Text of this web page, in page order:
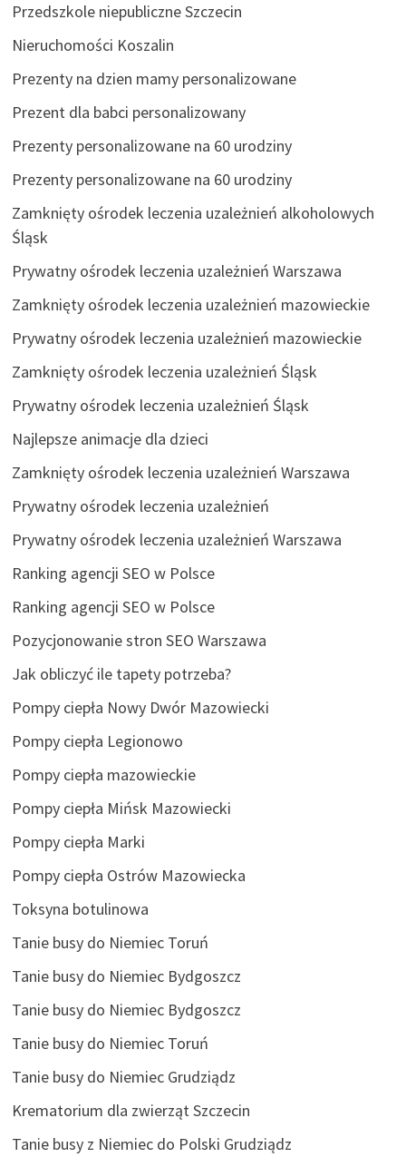
Przedszkole niepubliczne Szczecin
Nieruchomości Koszalin
Prezenty na dzien mamy personalizowane
Prezent dla babci personalizowany
Prezenty personalizowane na 60 urodziny
Prezenty personalizowane na 60 urodziny
Zamknięty ośrodek leczenia uzależnień alkoholowych
Śląsk
Prywatny ośrodek leczenia uzależnień Warszawa
Zamknięty ośrodek leczenia uzależnień mazowieckie
Prywatny ośrodek leczenia uzależnień mazowieckie
Zamknięty ośrodek leczenia uzależnień Śląsk
Prywatny ośrodek leczenia uzależnień Śląsk
Najlepsze animacje dla dzieci
Zamknięty ośrodek leczenia uzależnień Warszawa
Prywatny ośrodek leczenia uzależnień
Prywatny ośrodek leczenia uzależnień Warszawa
Ranking agencji SEO w Polsce
Ranking agencji SEO w Polsce
Pozycjonowanie stron SEO Warszawa
Jak obliczyć ile tapety potrzeba?
Pompy ciepła Nowy Dwór Mazowiecki
Pompy ciepła Legionowo
Pompy ciepła mazowieckie
Pompy ciepła Mińsk Mazowiecki
Pompy ciepła Marki
Pompy ciepła Ostrów Mazowiecka
Toksyna botulinowa
Tanie busy do Niemiec Toruń
Tanie busy do Niemiec Bydgoszcz
Tanie busy do Niemiec Bydgoszcz
Tanie busy do Niemiec Toruń
Tanie busy do Niemiec Grudziądz
Krematorium dla zwierząt Szczecin
Tanie busy z Niemiec do Polski Grudziądz